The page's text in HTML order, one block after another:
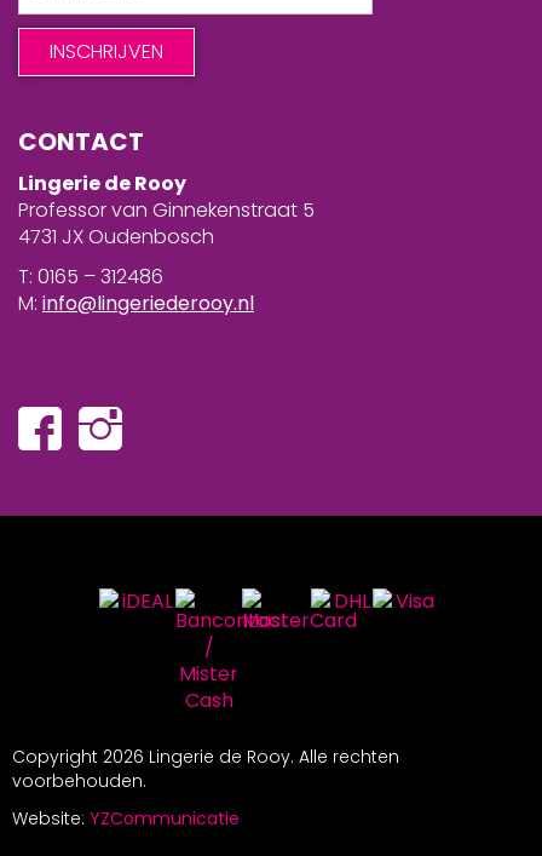
CONTACT
Lingerie de Rooy
Professor van Ginnekenstraat 5
4731 JX Oudenbosch
T: 0165 – 312486
M: info@lingeriederooy.nl
Copyright 2026 Lingerie de Rooy. Alle rechten
voorbehouden.
Website: YZCommunicatie